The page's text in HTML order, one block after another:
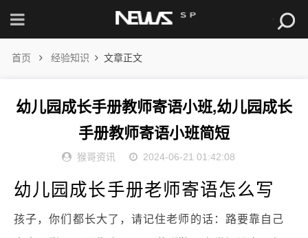
首页 经验知识 文章正文
幼儿园成长手册教师寄语小班,幼儿园成长
手册教师寄语小班简短
猴哥资讯 2024-06-21 01:42:08
幼儿园成长手册老师寄语怎么写
孩子，你们都长大了，请记住老师的话：路要靠自己